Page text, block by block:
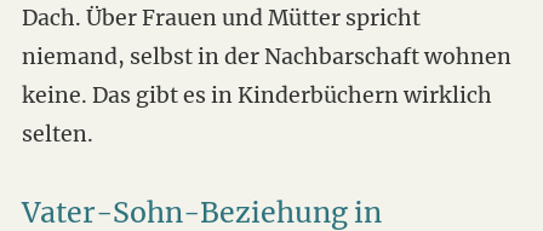
Dach. Über Frauen und Mütter spricht
niemand, selbst in der Nachbarschaft wohnen
keine. Das gibt es in Kinderbüchern wirklich
selten.
Vater-Sohn-Beziehung in